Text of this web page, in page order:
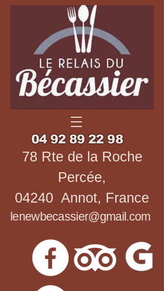
04 92 89 22 98
lenewbecassier@gmail.com
78 Rte de la Roche
Percée,
04240 Annot, France